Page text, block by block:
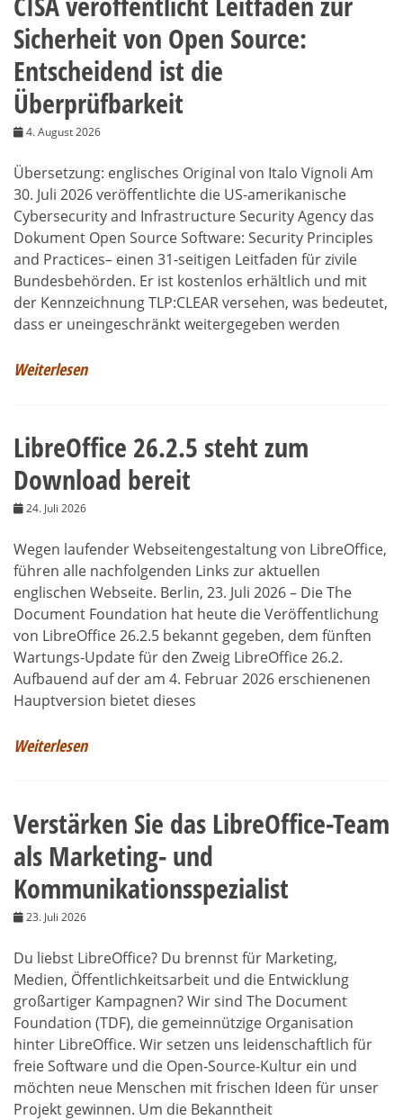
Sicherheit von Open Source:
Entscheidend ist die
Überprüfbarkeit
4. August 2026
Übersetzung: englisches Original von Italo Vignoli Am
30. Juli 2026 veröffentlichte die US-amerikanische
Cybersecurity and Infrastructure Security Agency das
Dokument Open Source Software: Security Principles
and Practices– einen 31-seitigen Leitfaden für zivile
Bundesbehörden. Er ist kostenlos erhältlich und mit
der Kennzeichnung TLP:CLEAR versehen, was bedeutet,
dass er uneingeschränkt weitergegeben werden
Weiterlesen
LibreOffice 26.2.5 steht zum
Download bereit
24. Juli 2026
Wegen laufender Webseitengestaltung von LibreOffice,
führen alle nachfolgenden Links zur aktuellen
englischen Webseite. Berlin, 23. Juli 2026 – Die The
Document Foundation hat heute die Veröffentlichung
von LibreOffice 26.2.5 bekannt gegeben, dem fünften
Wartungs-Update für den Zweig LibreOffice 26.2.
Aufbauend auf der am 4. Februar 2026 erschienenen
Hauptversion bietet dieses
Weiterlesen
Verstärken Sie das LibreOffice-Team
als Marketing- und
Kommunikationsspezialist
23. Juli 2026
Du liebst LibreOffice? Du brennst für Marketing,
Medien, Öffentlichkeitsarbeit und die Entwicklung
großartiger Kampagnen? Wir sind The Document
Foundation (TDF), die gemeinnützige Organisation
hinter LibreOffice. Wir setzen uns leidenschaftlich für
freie Software und die Open-Source-Kultur ein und
möchten neue Menschen mit frischen Ideen für unser
Projekt gewinnen. Um die Bekanntheit